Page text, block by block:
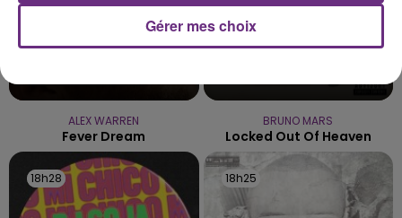
ALEX WARREN
Fever Dream
BRUNO MARS
Locked Out Of Heaven
18h28
18h28 18h25
18h25
Gérer mes choix